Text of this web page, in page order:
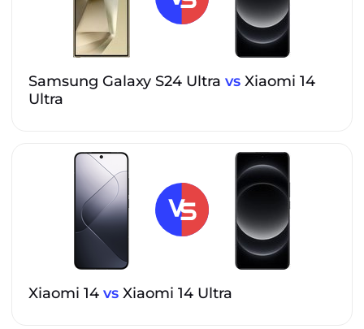
Samsung Galaxy S24 Ultra vs Xiaomi 14
Ultra
Xiaomi 14 vs Xiaomi 14 Ultra